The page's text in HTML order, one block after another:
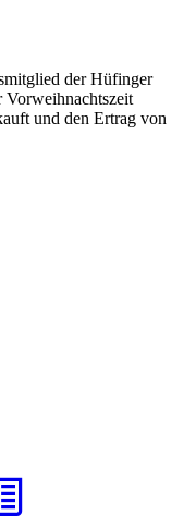
der Hüfinger
und den Ertrag von